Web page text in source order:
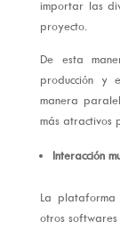
importar las
proyecto.
De esta
producción y
manera
más atractivos
Interacción
La plataforma
otros